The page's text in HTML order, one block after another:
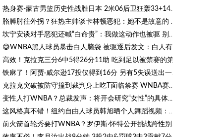
热身赛-蒙古男篮历史性战胜日本 2米06后卫狂轰33+14+7+上篮绝杀
胳膊肘往外拐？狂热主帅谈卡林顿恶犯：她不是故意的 防守得强硬
坎宁安谈对手恶犯还喊“白命贵”：我做这动作也被驱 别打种族牌
克拉克突破被防守撞到裁判身上吃T面临禁赛 WNBA赛后迅速核查取消
变性人打WNBA？总裁发声：将开会研究“女性”的具体定义
这风格真不错！纽约自由人球员韩旭晒个人舞蹈视频：扭一扭